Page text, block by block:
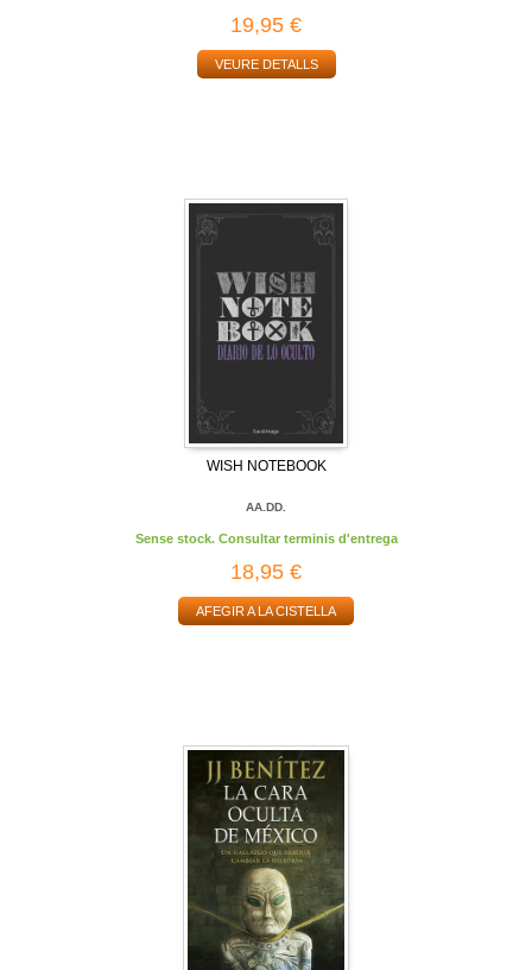
19,95 €
VEURE DETALLS
WISH NOTEBOOK
AA.DD.
Sense stock. Consultar terminis d'entrega
18,95 €
AFEGIR A LA CISTELLA